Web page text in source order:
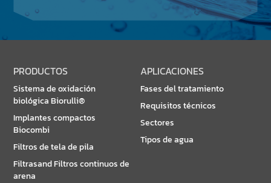
PRODUCTOS
Sistema de oxidación
biológica Biorulli®
Implantes compactos
Biocombi
Filtros de tela de pila
Filtrasand Filtros continuos de
arena
APLICACIONES
Fases del tratamiento
Requisitos técnicos
Sectores
Tipos de agua